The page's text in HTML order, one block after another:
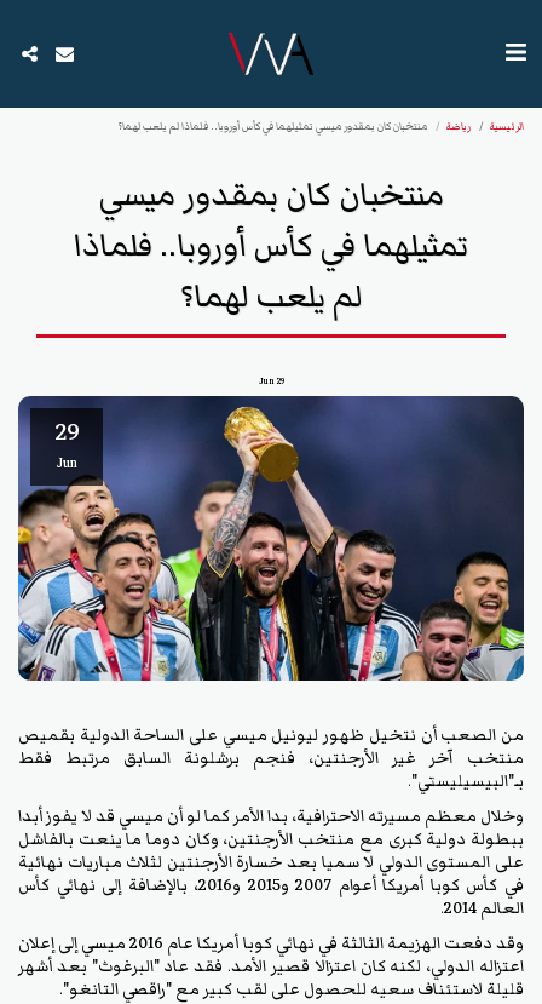
الرئيسية رياضة منتخبان كان بمقدور ميسي تمثيلهما في كأس أوروبا.. فلماذا لم يلعب لهما؟
منتخبان كان بمقدور ميسي
تمثيلهما في كأس أوروبا.. فلماذا
لم يلعب لهما؟
29
Jun
29
Jun
من الصعب أن نتخيل ظهور ليونيل ميسي على الساحة الدولية بقميص
منتخب آخر غير الأرجنتين، فنجم برشلونة السابق مرتبط فقط
بـ"البيسيليستي".
وخلال معظم مسيرته الاحترافية، بدا الأمر كما لو أن ميسي قد لا يفوز أبدا
ببطولة دولية كبرى مع منتخب الأرجنتين، وكان دوما ما ينعت بالفاشل
على المستوى الدولي لا سميا بعد خسارة الأرجنتين لثلاث مباريات نهائية
في كأس كوبا أمريكا أعوام 2007 و2015 و2016، بالإضافة إلى نهائي كأس
العالم 2014.
وقد دفعت الهزيمة الثالثة في نهائي كوبا أمريكا عام 2016 ميسي إلى إعلان
اعتزاله الدولي، لكنه كان اعتزالا قصير الأمد. فقد عاد "البرغوث" بعد أشهر
قليلة لاستئناف سعيه للحصول على لقب كبير مع "راقصي التانغو".